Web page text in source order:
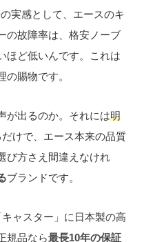
実感として、エースのキ
の故障率は、格安ノーブ
ほど低いんです。これは
賜物です。
が出るのか。それには明
だけで、エース本来の品質
び方さえ間違えなけれ
ブランドです。
ャスター」に日本製の高
規品なら最長10年の保証